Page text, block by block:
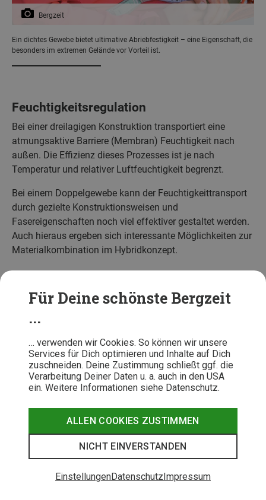
Für Deine schönste Bergzeit
...
… verwenden wir Cookies. So können wir unsere
Services für Dich optimieren und Inhalte auf Dich
zuschneiden. Deine Zustimmung schließt ggf. die
Verarbeitung Deiner Daten u. a. auch in den USA
ein. Weitere Informationen siehe Datenschutz.
ALLEN COOKIES ZUSTIMMEN
NICHT EINVERSTANDEN
EinstellungenDatenschutzImpressum
Bergzeit
Ein dichtes Gewebe bietet ultimative Abriebfestigkeit – eine Eigenschaft, die
besonders im extremen Gelände vor Vorteil ist.
Feuchtigkeitsregulation
Bei einer dreilagigen Konstruktion transportiert eine
atmungsaktive Barriere (Membran) Feuchtigkeit nach
außen. Die Effizienz dieses Prozesses ist je nach
Temperatur und relativer Luftfeuchtigkeit begrenzt.
Bei einem Doppelgewebe kann der Feuchtigkeittransport
durch gezielte Konstruktionsweisen und
Fasereigenschaften noch viel effektiver gestaltet werden.
Auch hieraus ergeben sich interessante Möglichkeiten zur
Materialkombination im Hybridkonzept.
Die Elastizität war einst ein starkes
viel dehnbarer geworden und es gibt sehr elastische
Hardshell-Materialien.
Zweilaigie Softshells mit einem Oberstoff aus
Konstruktion mit gewebtem Oberstoff. Mit Abstand am
dehnbarsten können jedoch Doppelgewebe sein, deren
Elastizität nicht von Membranen oder durch Lamination